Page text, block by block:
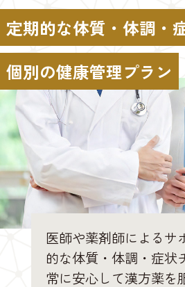
定期的な体質・体調・
個別の健康管理プラン
医師や薬剤師によるサ
的な体質・体調・症状
常に安心して漢方薬を